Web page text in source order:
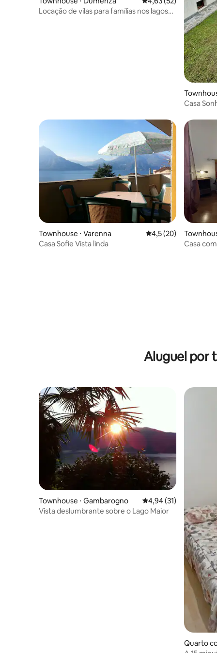
Locação de vilas para famílias nos lagos
Casa
Townhouse ⋅ Varenna 4,5 de uma avaliação
4,5 (20)
Casa Sofie Vista linda
Casa
Aluguel por
Townhouse ⋅ Gambarogno 4,94 de uma avaliação
4,94 (31)
Vista deslumbrante sobre o Lago Maior
Quarto